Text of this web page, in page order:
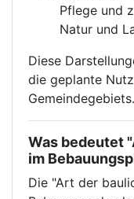
Pflege und
Natur und
Diese
die geplante
Gemeindegebiets.
Was bedeutet
im
Die "Art der